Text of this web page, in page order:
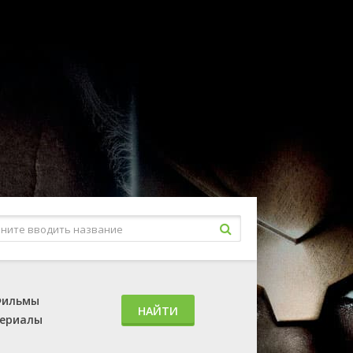
НАЙТИ